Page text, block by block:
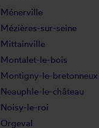
Ménerville
Mézières-sur-seine
Mittainville
Montalet-le-bois
Montigny-le-bretonneux
Neauphle-le-château
Noisy-le-roi
Orgeval